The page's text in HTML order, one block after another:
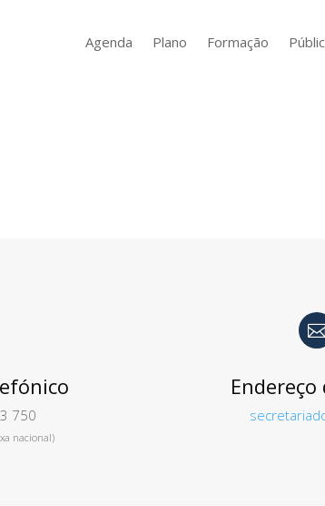
Agenda Plano Formação
750
nacional)

Endereço